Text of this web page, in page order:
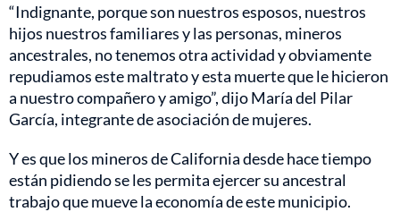
“Indignante, porque son nuestros esposos, nuestros
hijos nuestros familiares y las personas, mineros
ancestrales, no tenemos otra actividad y obviamente
repudiamos este maltrato y esta muerte que le hicieron
a nuestro compañero y amigo”, dijo María del Pilar
García, integrante de asociación de mujeres.
Y es que los mineros de California desde hace tiempo
están pidiendo se les permita ejercer su ancestral
trabajo que mueve la economía de este municipio.